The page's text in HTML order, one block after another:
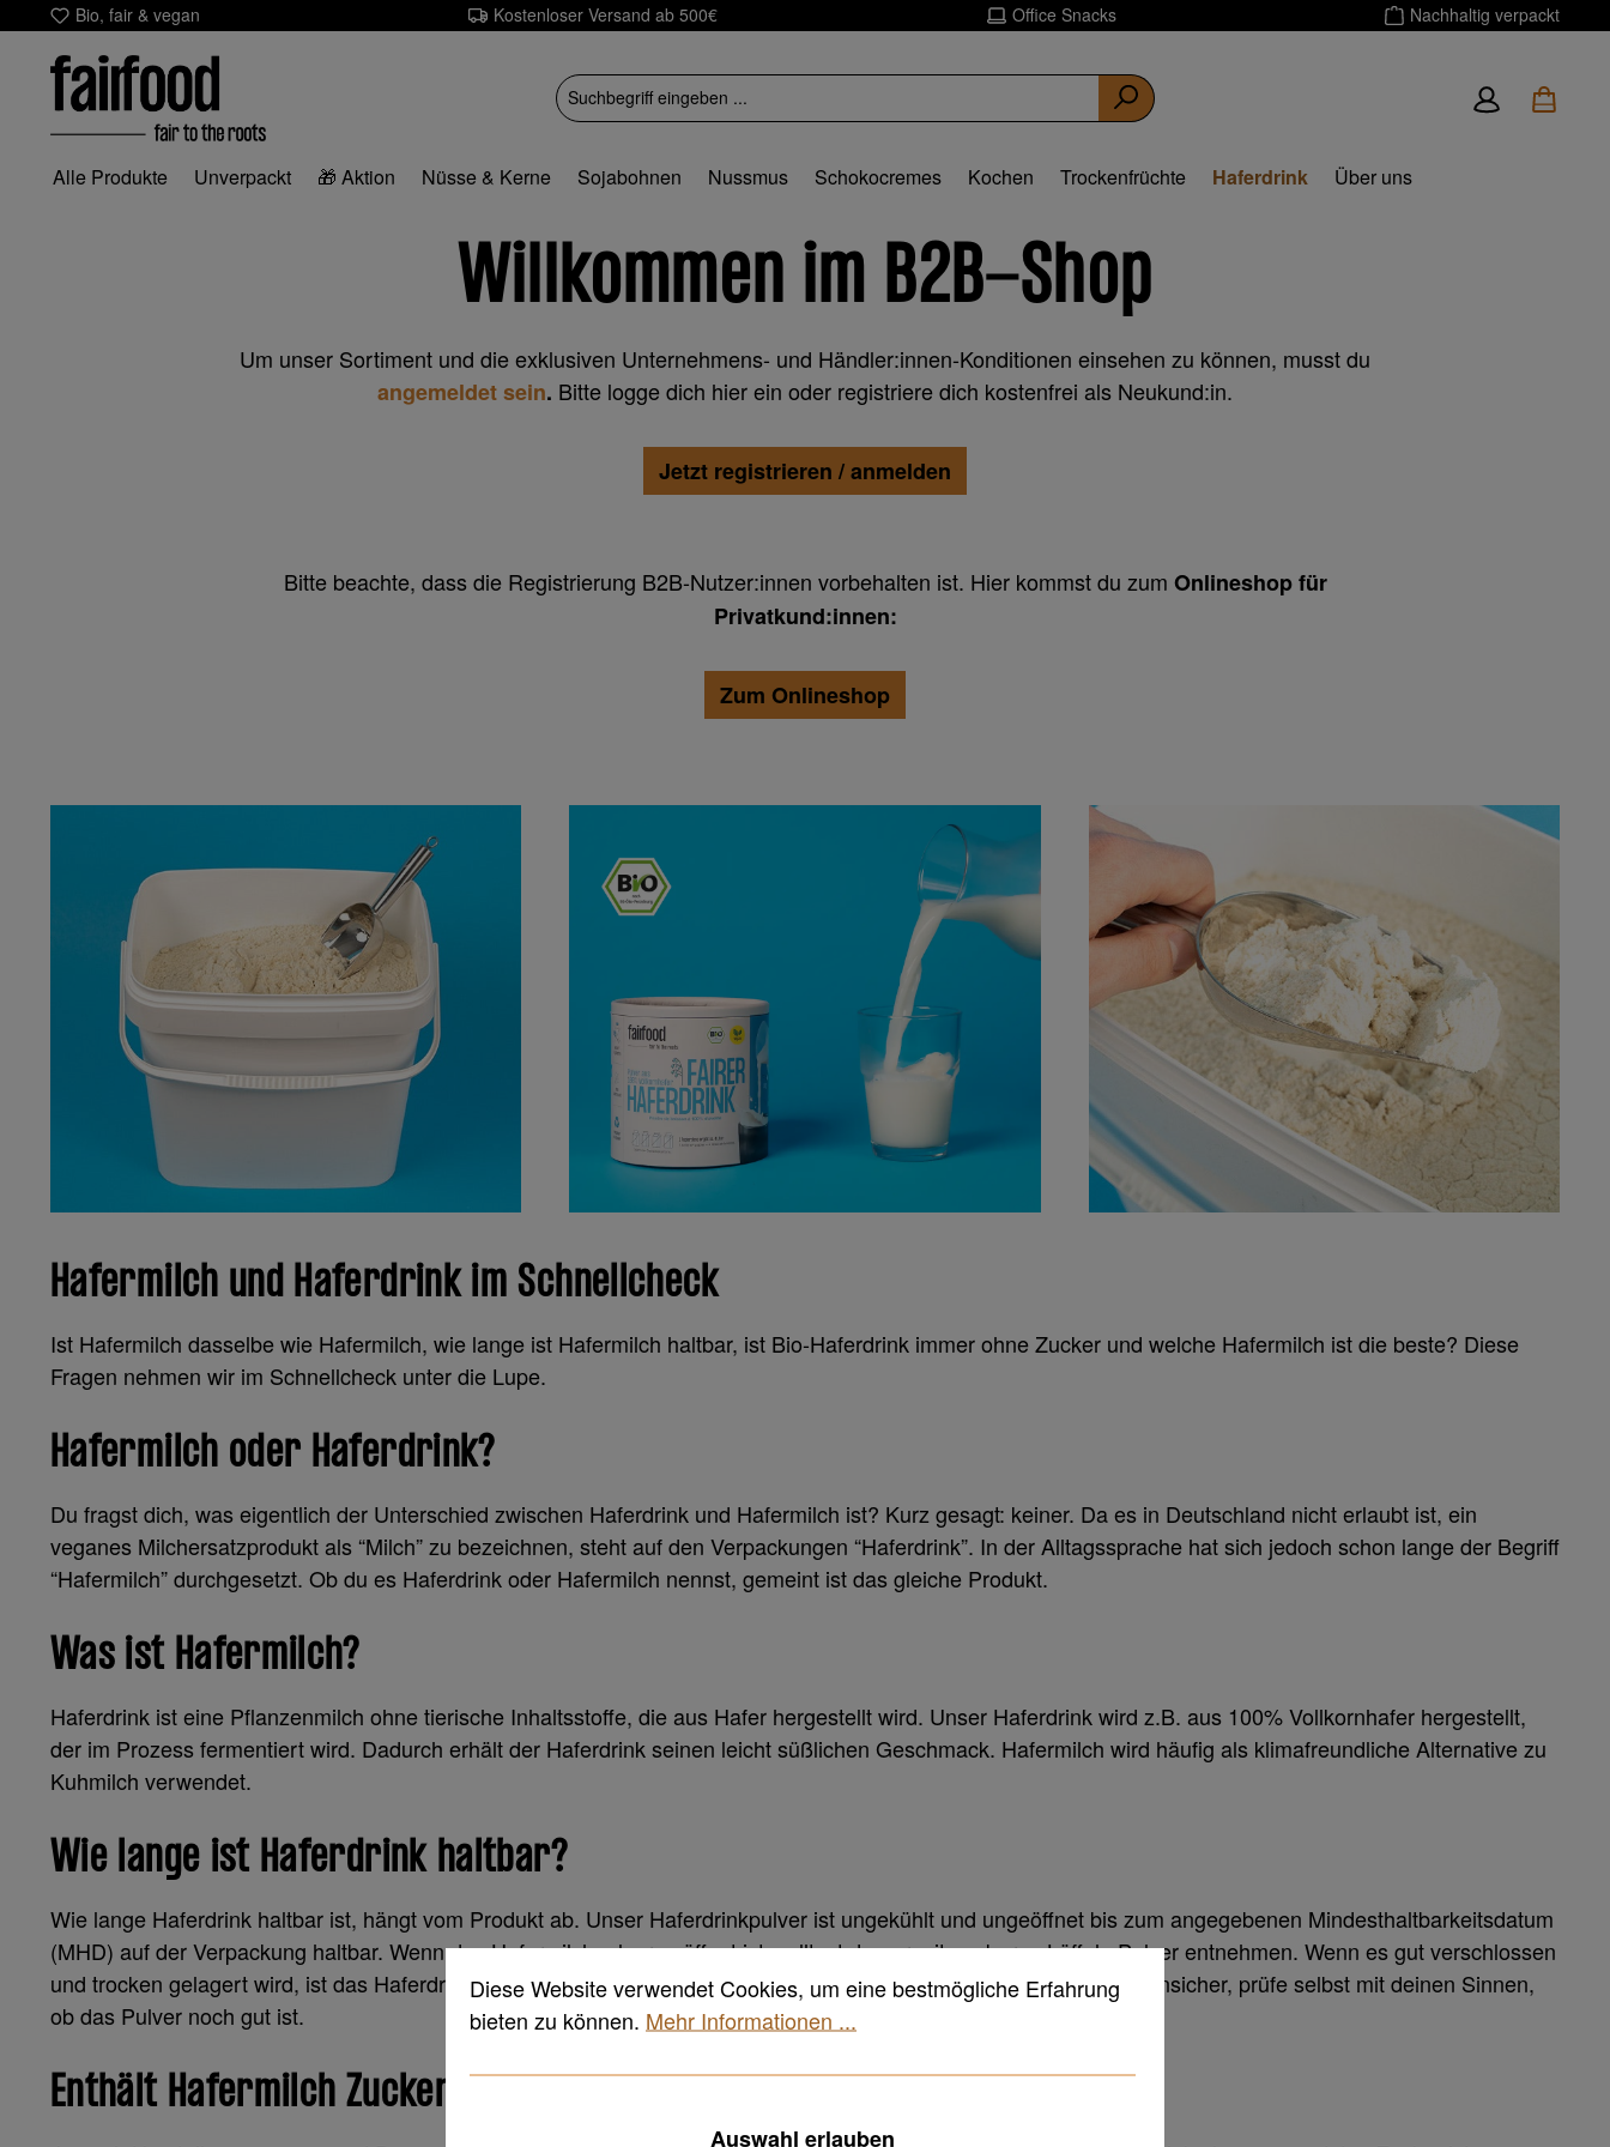
Hauptinhalt springen
Zur Suche springen
Zur Hauptnavigation springen
Bio, fair & vegan Kostenloser Versand ab 500€ Office Snacks Nachhaltig verpackt
Alle Produkte Unverpackt 🎁 Aktion Nüsse & Kerne Sojabohnen Nussmus Schokocremes Kochen Trockenfrüchte Haferdrink Über uns
Willkommen im B2B-Shop
Um unser Sortiment und die exklusiven Unternehmens- und Händler:innen-Konditionen einsehen zu können, musst du
angemeldet sein. Bitte logge dich hier ein oder registriere dich kostenfrei als Neukund:in.
Jetzt registrieren / anmelden
Bitte beachte, dass die Registrierung B2B-Nutzer:innen vorbehalten ist. Hier kommst du zum Onlineshop für
Privatkund:innen:
Zum Onlineshop
Hafermilch und Haferdrink im Schnellcheck
Ist Hafermilch dasselbe wie Hafermilch, wie lange ist Hafermilch haltbar, ist Bio-Haferdrink immer ohne Zucker und welche Hafermilch ist die beste? Diese
Fragen nehmen wir im Schnellcheck unter die Lupe.
Hafermilch oder Haferdrink?
Du fragst dich, was eigentlich der Unterschied zwischen Haferdrink und Hafermilch ist? Kurz gesagt: keiner. Da es in Deutschland nicht erlaubt ist, ein
veganes Milchersatzprodukt als “Milch” zu bezeichnen, steht auf den Verpackungen “Haferdrink”. In der Alltagssprache hat sich jedoch schon lange der Begriff
“Hafermilch” durchgesetzt. Ob du es Haferdrink oder Hafermilch nennst, gemeint ist das gleiche Produkt.
Was ist Hafermilch?
Haferdrink ist eine Pflanzenmilch ohne tierische Inhaltsstoffe, die aus Hafer hergestellt wird. Unser Haferdrink wird z.B. aus 100% Vollkornhafer hergestellt,
der im Prozess fermentiert wird. Dadurch erhält der Haferdrink seinen leicht süßlichen Geschmack. Hafermilch wird häufig als klimafreundliche Alternative zu
Kuhmilch verwendet.
Wie lange ist Haferdrink haltbar?
Wie lange Haferdrink haltbar ist, hängt vom Produkt ab. Unser Haferdrinkpulver ist ungekühlt und ungeöffnet bis zum angegebenen Mindesthaltbarkeitsdatum
(MHD) auf der Verpackung haltbar. Wenn das Hafermilchpulver geöffnet ist, solltest du nur mit sauberen Löffeln Pulver entnehmen. Wenn es gut verschlossen
und trocken gelagert wird, ist das Haferdrinkpulver mehrere Wochen nach der erstmaligen Öffnung haltbar. Bist du unsicher, prüfe selbst mit deinen Sinnen,
ob das Pulver noch gut ist.
Enthält Hafermilch Zucker?
Diese Website verwendet Cookies, um eine bestmögliche Erfahrung
bieten zu können. Mehr Informationen ...
Auswahl erlauben